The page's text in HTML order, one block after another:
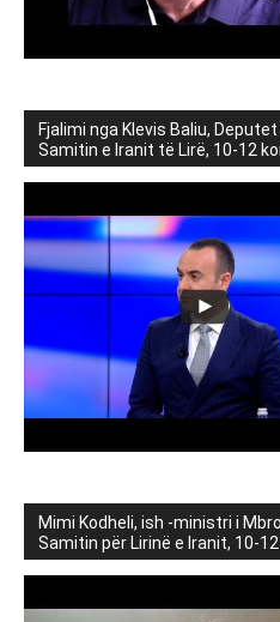
Fjalimi nga Klevis Baliu,
Samitin e Iranit të Lirë, 10-12
Mimi Kodheli, ish -ministri i
Samitin për Lirinë e Iranit, 10-12